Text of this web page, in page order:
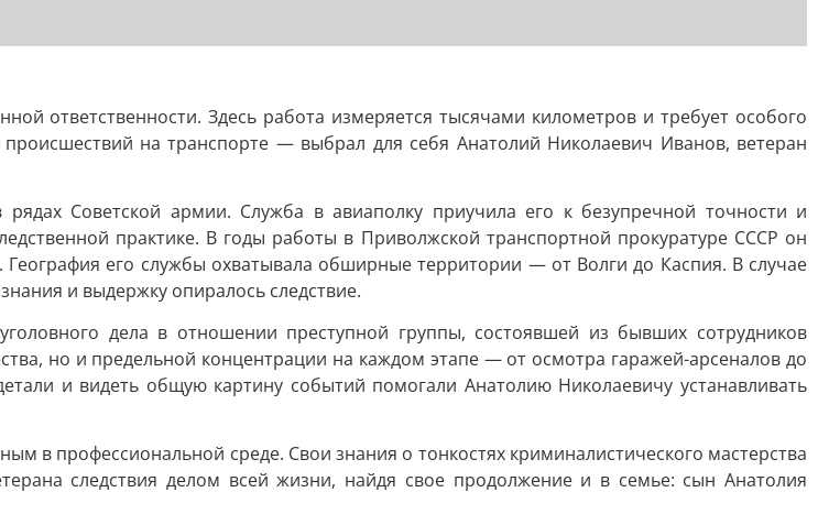
ответственности. Здесь работа измеряется тысячами километров и требует особого
на транспорте — выбрал для себя Анатолий Николаевич Иванов, ветеран
Советской армии. Служба в авиаполку приучила его к безупречной точности и
практике. В годы работы в Приволжской транспортной прокуратуре СССР он
его службы охватывала обширные территории — от Волги до Каспия. В случае
и выдержку опиралось следствие.
дела в отношении преступной группы, состоявшей из бывших сотрудников
но и предельной концентрации на каждом этапе — от осмотра гаражей-арсеналов до
и видеть общую картину событий помогали Анатолию Николаевичу устанавливать
в профессиональной среде. Свои знания о тонкостях криминалистического мастерства
следствия делом всей жизни, найдя свое продолжение и в семье: сын Анатолия